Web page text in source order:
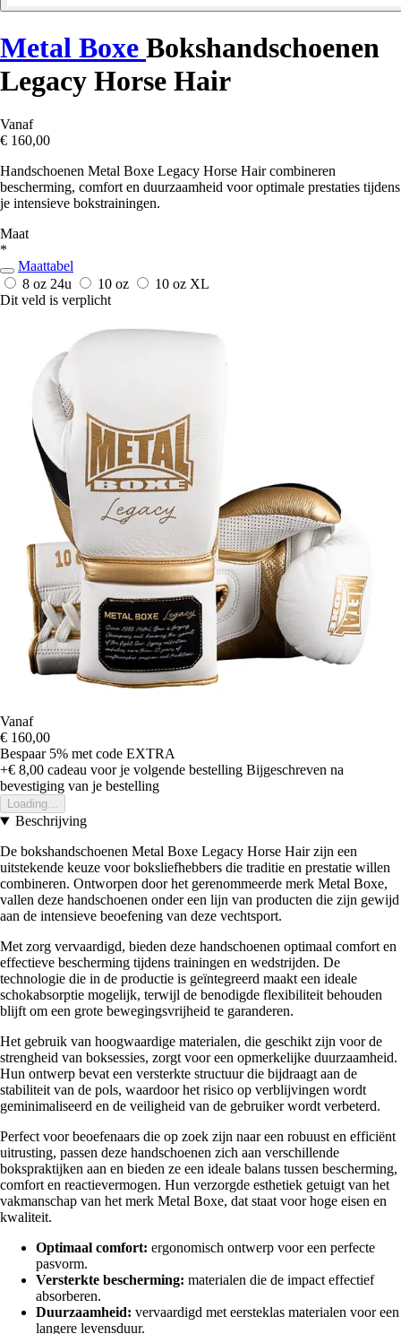
Metal Boxe Bokshandschoenen
Legacy Horse Hair
Vanaf
€ 160,00
Handschoenen Metal Boxe Legacy Horse Hair combineren
bescherming, comfort en duurzaamheid voor optimale prestaties tijdens
je intensieve bokstrainingen.
Maat
*
Maattabel
8 oz 24u 10 oz
10 oz XL
Dit veld is verplicht
Vanaf
€ 160,00
Bespaar 5% met code EXTRA
+€ 8,00 cadeau voor je volgende bestelling Bijgeschreven na
bevestiging van je bestelling
Loading...
Beschrijving
De bokshandschoenen Metal Boxe Legacy Horse Hair zijn een
uitstekende keuze voor boksliefhebbers die traditie en prestatie willen
combineren. Ontworpen door het gerenommeerde merk Metal Boxe,
vallen deze handschoenen onder een lijn van producten die zijn gewijd
aan de intensieve beoefening van deze vechtsport.
Met zorg vervaardigd, bieden deze handschoenen optimaal comfort en
effectieve bescherming tijdens trainingen en wedstrijden. De
technologie die in de productie is geïntegreerd maakt een ideale
schokabsorptie mogelijk, terwijl de benodigde flexibiliteit behouden
blijft om een grote bewegingsvrijheid te garanderen.
Het gebruik van hoogwaardige materialen, die geschikt zijn voor de
strengheid van boksessies, zorgt voor een opmerkelijke duurzaamheid.
Hun ontwerp bevat een versterkte structuur die bijdraagt aan de
stabiliteit van de pols, waardoor het risico op verblijvingen wordt
geminimaliseerd en de veiligheid van de gebruiker wordt verbeterd.
Perfect voor beoefenaars die op zoek zijn naar een robuust en efficiënt
uitrusting, passen deze handschoenen zich aan verschillende
bokspraktijken aan en bieden ze een ideale balans tussen bescherming,
comfort en reactievermogen. Hun verzorgde esthetiek getuigt van het
vakmanschap van het merk Metal Boxe, dat staat voor hoge eisen en
kwaliteit.
Optimaal comfort: ergonomisch ontwerp voor een perfecte
pasvorm.
Versterkte bescherming: materialen die de impact effectief
absorberen.
Duurzaamheid: vervaardigd met eersteklas materialen voor een
langere levensduur.